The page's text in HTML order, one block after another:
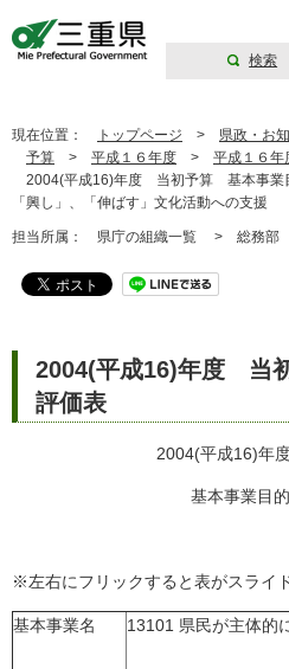
検索
現在位置： トップページ > 県政・お
予算 > 平成１６年度 > 平成１６年
2004(平成16)年度 当初予算 基本事業
「興し」、「伸ばす」文化活動への支援
担当所属： 県庁の組織一覧 > 総務
2004(平成16)年度 当
評価表
2004(平成16)年
基本事業目
※左右にフリックすると表がスライ
基本事業名 13101 県民が主体的